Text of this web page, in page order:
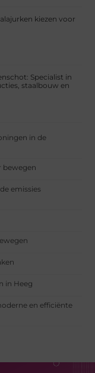
kiezen voor
Specialist in
staalbouw en
in de
bewegen
emissies
in Heeg
en efficiënte